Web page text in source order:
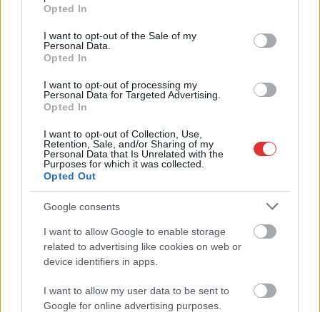
use your data for below specified purposes in below Google
consent section.
Opted In
I want to opt-out of the Sale of my
Personal Data.
Opted In
I want to opt-out of processing my
Personal Data for Targeted Advertising.
Opted In
I want to opt-out of Collection, Use,
Retention, Sale, and/or Sharing of my
Personal Data that Is Unrelated with the
Purposes for which it was collected.
Opted Out
Google consents
I want to allow Google to enable storage
related to advertising like cookies on web or
device identifiers in apps.
I want to allow my user data to be sent to
Google for online advertising purposes.
2026.08.07.
Györfi Mihály több tucat vállalkozással egyeztetett
a kerékpárgyár dolgozóinak megsegítéséről
azoknak a munkavállalóknak, akik a tószegi kerékpárgyár
bezárása...